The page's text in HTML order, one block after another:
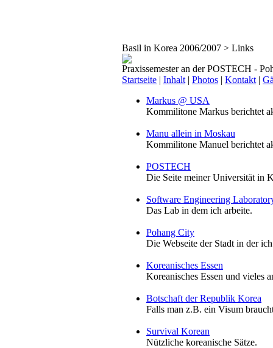
Basil in Korea 2006/2007 > Links
Praxissemester an der POSTECH -
Startseite | Inhalt | Photos | Kontakt |
Markus @ USA
Kommilitone Markus berichtet
Manu allein in Moskau
Kommilitone Manuel berichtet
POSTECH
Die Seite meiner Universität in
Software Engineering
Das Lab in dem ich arbeite.
Pohang City
Die Webseite der Stadt in der
Koreanisches Essen
Koreanisches Essen und vieles
Botschaft der Republik Korea
Falls man z.B. ein Visum
Survival Korean
Nützliche koreanische Sätze.